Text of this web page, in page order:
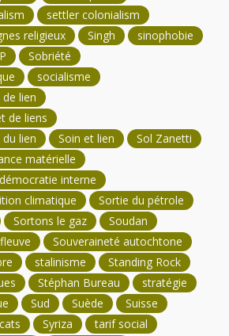
settler colonialism
religieux Singh
sinophobie
Sobriété
socialisme
lien
de liens
lien
Soin et lien
Sol Zanetti
matérielle
interne
climatique
Sortie du pétrole
Sortons le gaz
Soudan
Souveraineté autochtone
stalinisme
Standing Rock
Stéphan Bureau
stratégie
Sud Suède
Suisse
Syriza
tarif social